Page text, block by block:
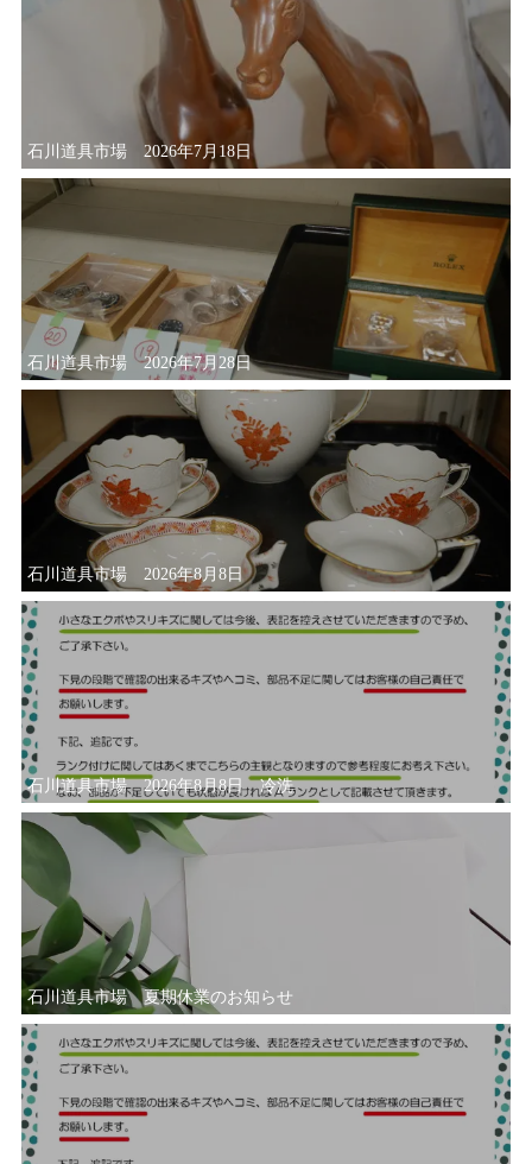
石川道具市場 2026年7月18日
石川道具市場 2026年7月28日
石川道具市場 2026年8月8日
石川道具市場 2026年8月8日 冷洗
石川道具市場 夏期休業のお知らせ